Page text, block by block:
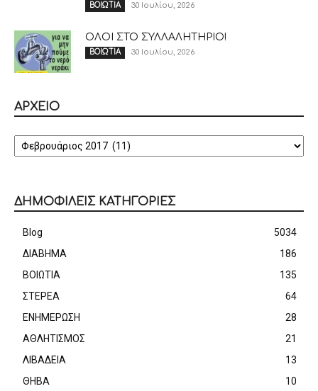
ΒΟΙΩΤΙΑ 30 Ιουλίου, 2026
ΟΛΟΙ ΣΤΟ ΣΥΛΛΑΛΗΤΗΡΙΟ!
ΒΟΙΩΤΙΑ 30 Ιουλίου, 2026
ΑΡΧΕΙΟ
ΑΡΧΕΙΟ
ΔΗΜΟΦΙΛΕΙΣ ΚΑΤΗΓΟΡΙΕΣ
Blog
5034
ΔΙΑΒΗΜΑ
186
ΒΟΙΩΤΙΑ
135
ΣΤΕΡΕΑ
64
ΕΝΗΜΕΡΩΣΗ
28
ΑΘΛΗΤΙΣΜΟΣ
21
ΛΙΒΑΔΕΙΑ
13
ΘΗΒΑ
10